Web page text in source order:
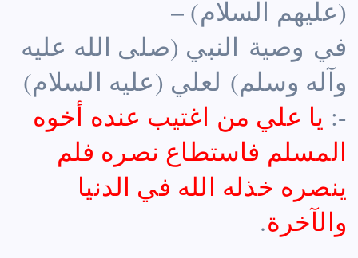
(عليهم السلام) –
في وصية النبي (صلى الله عليه
وآله وسلم) لعلي (عليه السلام)
-: يا علي من اغتيب عنده أخوه
المسلم فاستطاع نصره فلم
ينصره خذله الله في الدنيا
والآخرة.